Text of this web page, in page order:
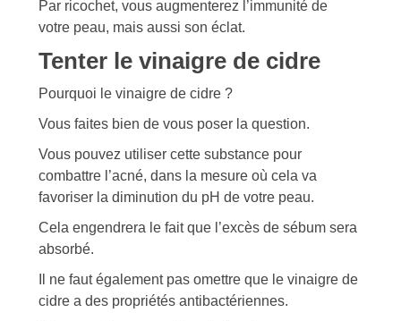
Par ricochet, vous augmenterez l’immunité de
votre peau, mais aussi son éclat.
Tenter le vinaigre de cidre
Pourquoi le vinaigre de cidre ?
Vous faites bien de vous poser la question.
Vous pouvez utiliser cette substance pour
combattre l’acné, dans la mesure où cela va
favoriser la diminution du pH de votre peau.
Cela engendrera le fait que l’excès de sébum sera
absorbé.
Il ne faut également pas omettre que le vinaigre de
cidre a des propriétés antibactériennes.